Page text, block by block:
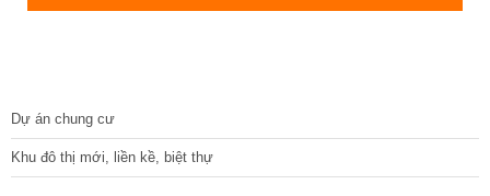
Dự án chung cư
Khu đô thị mới, liền kề, biệt thự